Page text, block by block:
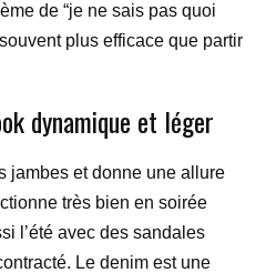
de “je ne sais pas quoi
plus efficace que partir
dynamique et léger
jambes et donne une allure
très bien en soirée
l’été avec des sandales
Le denim est une